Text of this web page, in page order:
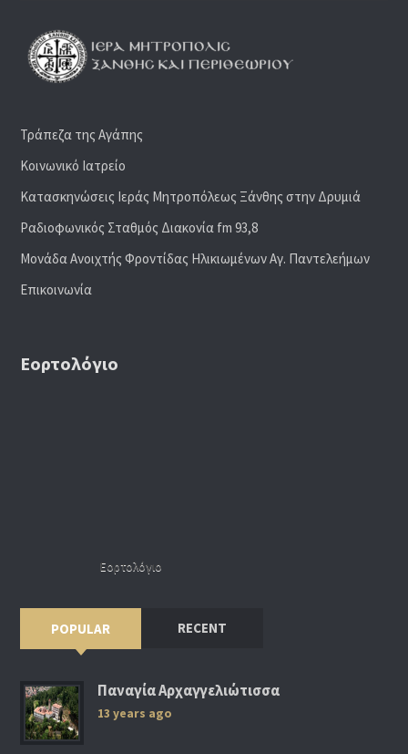
Τράπεζα της Αγάπης
Κοινωνικό Ιατρείο
Κατασκηνώσεις Ιεράς Μητροπόλεως Ξάνθης στην Δρυμιά
Ραδιoφωνικός Σταθμός Διακονία fm 93,8
Μονάδα Ανοιχτής Φροντίδας Ηλικιωμένων Αγ. Παντελεήμων
Επικοινωνία
Εορτολόγιο
Εορτολόγιο
POPULAR RECENT
Παναγία Αρχαγγελιώτισσα
13 years ago